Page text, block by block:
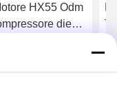
Engine
4044319D